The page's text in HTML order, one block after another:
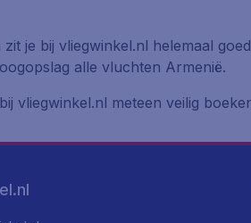
je bij vliegwinkel.nl helemaal
alle vluchten Armenië.
vliegwinkel.nl meteen veilig